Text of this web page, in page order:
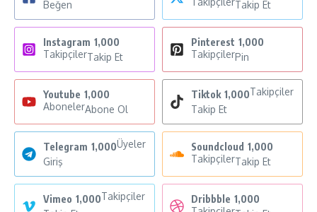
Beğen
Takip Et
Instagram 1,000
TakipçilerTakip Et
Pinterest 1,000
TakipçilerPin
Youtube 1,000
AbonelerAbone Ol
Tiktok 1,000Takipçiler
Takip Et
Telegram 1,000Üyeler
Giriş
Soundcloud 1,000
TakipçilerTakip Et
Vimeo 1,000Takipçiler
Dribbble 1,000